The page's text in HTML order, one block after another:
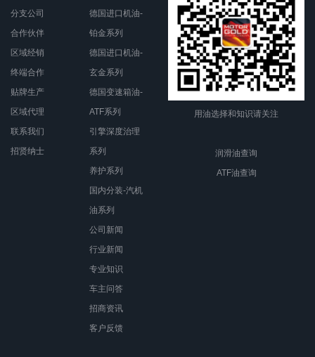
分支公司
合作伙伴
区域经销
终端合作
贴牌生产
区域代理
联系我们
招贤纳士
德国进口机油-
铂金系列
德国进口机油-
玄金系列
德国变速箱油-
ATF系列
引擎深度治理
系列
养护系列
国内分装-汽机
油系列
公司新闻
行业新闻
专业知识
车主问答
招商资讯
客户反馈
用油选择和知识请关注
润滑油查询
ATF油查询